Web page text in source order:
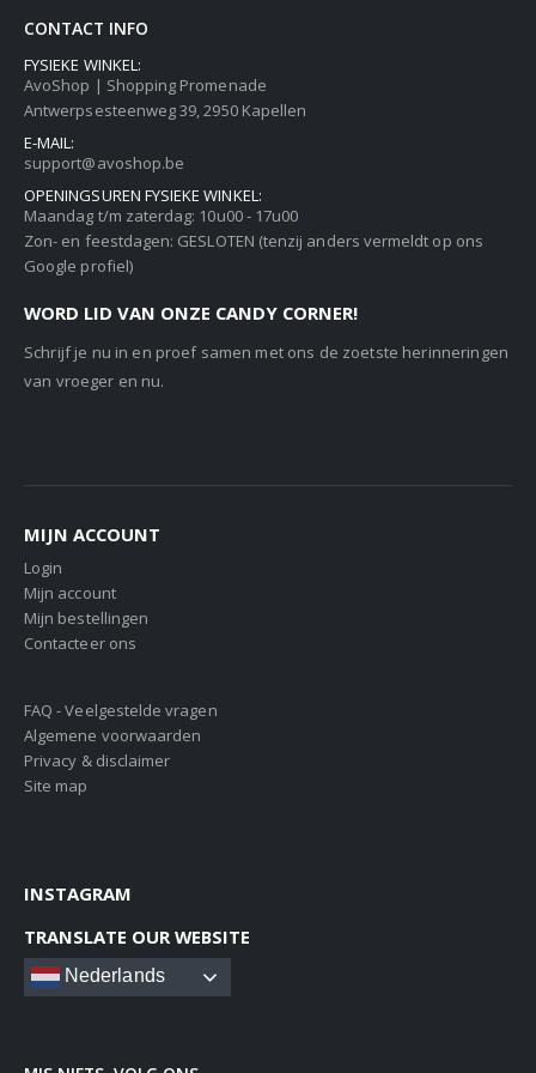
CONTACT INFO
FYSIEKE WINKEL:
AvoShop | Shopping Promenade
Antwerpsesteenweg 39, 2950 Kapellen
E-MAIL:
support@avoshop.be
OPENINGSUREN FYSIEKE WINKEL:
Maandag t/m zaterdag: 10u00 - 17u00
Zon- en feestdagen: GESLOTEN (tenzij anders vermeldt op ons
Google profiel)
WORD LID VAN ONZE CANDY CORNER!
Schrijf je nu in en proef samen met ons de zoetste herinneringen
van vroeger en nu.
MIJN ACCOUNT
Login
Mijn account
Mijn bestellingen
Contacteer ons
FAQ - Veelgestelde vragen
Algemene voorwaarden
Privacy & disclaimer
Site map
INSTAGRAM
TRANSLATE OUR WEBSITE
Nederlands